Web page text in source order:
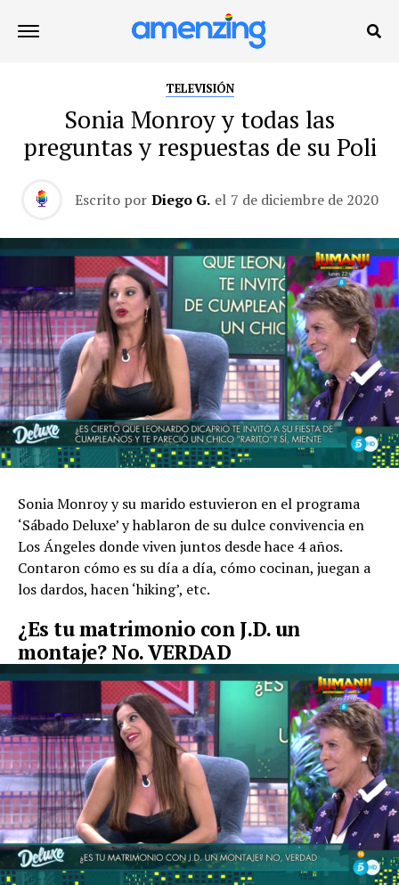
TELEVISIÓN
Sonia Monroy y todas las
preguntas y respuestas de su Poli
Escrito por Diego G. el 7 de diciembre de 2020
Sonia Monroy y su marido estuvieron en el programa
‘Sábado Deluxe’ y hablaron de su dulce convivencia en
Los Ángeles donde viven juntos desde hace 4 años.
Contaron cómo es su día a día, cómo cocinan, juegan a
los dardos, hacen ‘hiking’, etc.
¿Es tu matrimonio con J.D. un
montaje? No. VERDAD